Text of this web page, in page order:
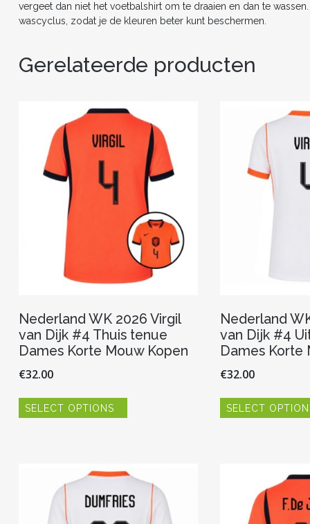
vergeet dan niet het voetbalshirt om te draaien en dan te
wascyclus, zodat je de kleuren beter kunt beschermen.
Gerelateerde producten
Nederland WK 2026 Virgil
van Dijk #4 Thuis tenue
Dames Korte Mouw Kopen
€32.00
SELECT OPTIONS
optie
kan
gekozen
Nederland
van Dijk #4
Dames Korte
€32.00
SELECT